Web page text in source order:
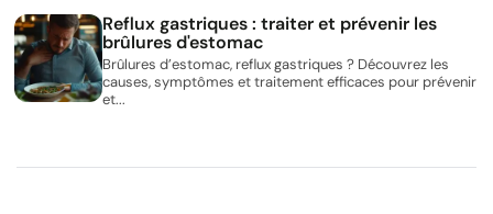
Reflux gastriques : traiter et prévenir les
brûlures d'estomac
Brûlures d’estomac, reflux gastriques ? Découvrez les
causes, symptômes et traitement efficaces pour prévenir
et...